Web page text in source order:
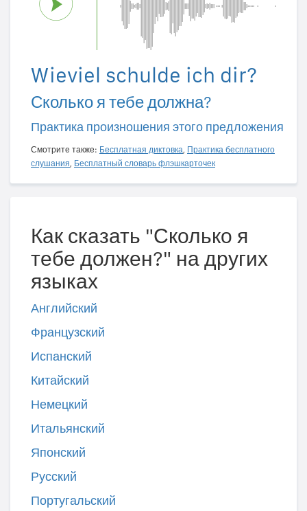
Wieviel schulde ich dir?
Сколько я тебе должна?
Практика произношения этого предложения
Смотрите также: Бесплатная диктовка, Практика бесплатного
слушания, Бесплатный словарь флэшкарточек
Как сказать "Сколько я
тебе должен?" на других
языках
Английский
Французский
Испанский
Китайский
Немецкий
Итальянский
Японский
Русский
Португальский